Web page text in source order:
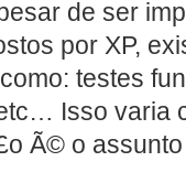
de ser
por XP,
testes
Isso varia
Ã© o